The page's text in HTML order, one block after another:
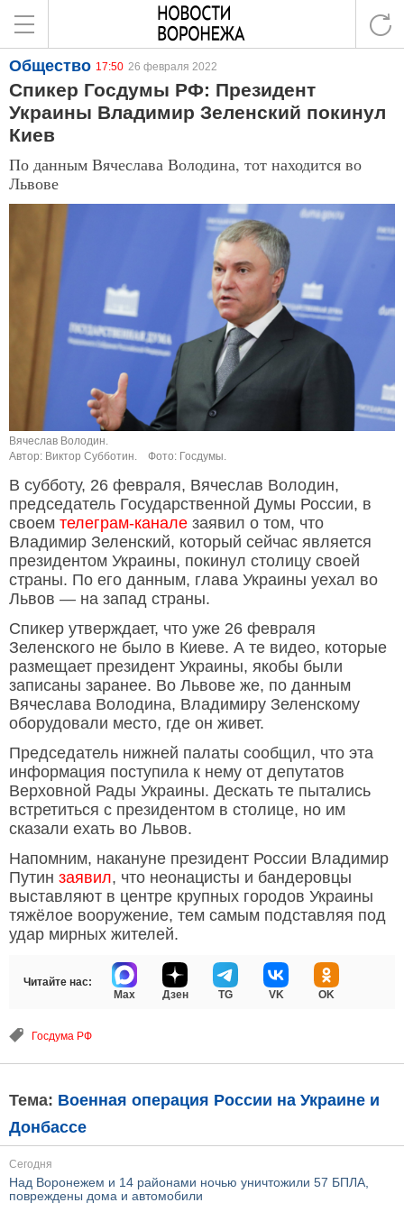
Общество 17:50 26 февраля 2022
Спикер Госдумы РФ: Президент
Украины Владимир Зеленский покинул
Киев
По данным Вячеслава Володина, тот находится во
Львове
Вячеслав Володин.
Автор: Виктор Субботин.
Фото: Госдумы.
В субботу, 26 февраля, Вячеслав Володин,
председатель Государственной Думы России, в
своем телеграм-канале заявил о том, что
Владимир Зеленский, который сейчас является
президентом Украины, покинул столицу своей
страны. По его данным, глава Украины уехал во
Львов — на запад страны.
Спикер утверждает, что уже 26 февраля
Зеленского не было в Киеве. А те видео, которые
размещает президент Украины, якобы были
записаны заранее. Во Львове же, по данным
Вячеслава Володина, Владимиру Зеленскому
оборудовали место, где он живет.
Председатель нижней палаты сообщил, что эта
информация поступила к нему от депутатов
Верховной Рады Украины. Дескать те пытались
встретиться с президентом в столице, но им
сказали ехать во Львов.
Напомним, накануне президент России Владимир
Путин заявил, что неонацисты и бандеровцы
выставляют в центре крупных городов Украины
тяжёлое вооружение, тем самым подставляя под
удар мирных жителей.
Читайте нас:
Max
Дзен TG VK OK
Госдума РФ
Тема: Военная операция России на Украине и
Донбассе
Сегодня
Над Воронежем и 14 районами ночью уничтожили 57 БПЛА,
повреждены дома и автомобили